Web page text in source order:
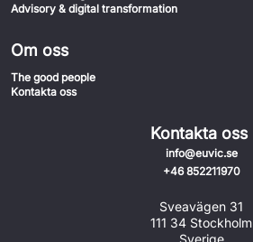
Advisory & digital transformation
Om oss
The good people
Kontakta oss
Kontakta oss
info@euvic.se
+46 852211970
Sveavägen 31
111 34 Stockholm
Sverige